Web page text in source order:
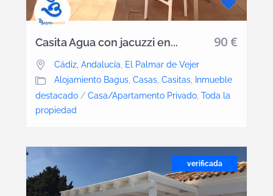
90 €
Casita Agua con jacuzzi en...
Cádiz, Andalucía
El Palmar de Vejer
Alojamiento Bagus, Casas, Casitas, Inmueble
destacado / Casa/Apartamento Privado Toda la
propiedad
verificada